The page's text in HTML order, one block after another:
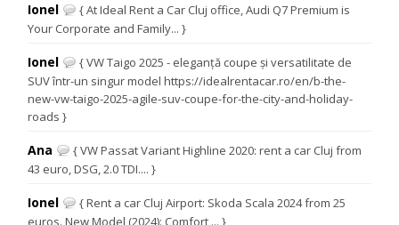
Ionel
{ At Ideal Rent a Car Cluj office, Audi Q7 Premium is
Your Corporate and Family... }
Ionel
{ VW Taigo 2025 - eleganță coupe și versatilitate de
SUV într-un singur model https://idealrentacar.ro/en/b-the-
new-vw-taigo-2025-agile-suv-coupe-for-the-city-and-holiday-
roads }
Ana
{ VW Passat Variant Highline 2020: rent a car Cluj from
43 euro, DSG, 2.0 TDI.... }
Ionel
{ Rent a car Cluj Airport: Skoda Scala 2024 from 25
euros. New Model (2024): Comfort,... }